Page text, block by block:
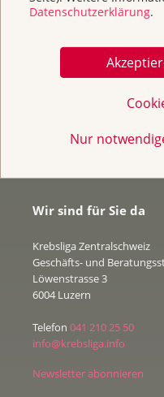
Datenschutzerklärung.
Nur
Wir sind für Sie da
Krebsliga Zentralschweiz
Geschäfts- und
Löwenstrasse 3
6004 Luzern
Telefon 041 210 25 50
info@krebsliga.info
Newsletter abonnieren